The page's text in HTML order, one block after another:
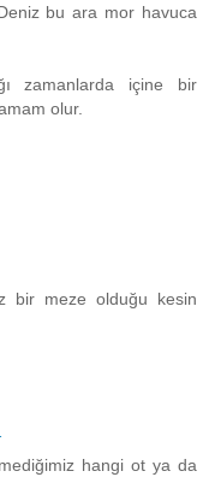
bu ara mor havuca
zamanlarda içine bir
olur.
bir meze olduğu kesin
hangi ot ya da